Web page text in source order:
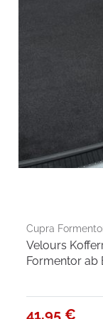
Cupra
Velours
Formentor ab
41,95 €